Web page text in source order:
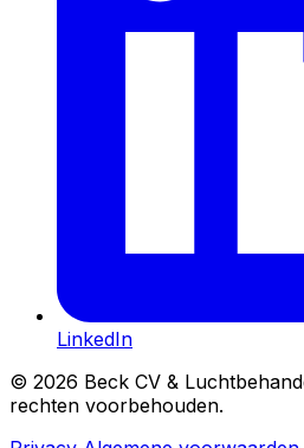
LinkedIn
© 2026 Beck CV &
rechten voorbehouden.